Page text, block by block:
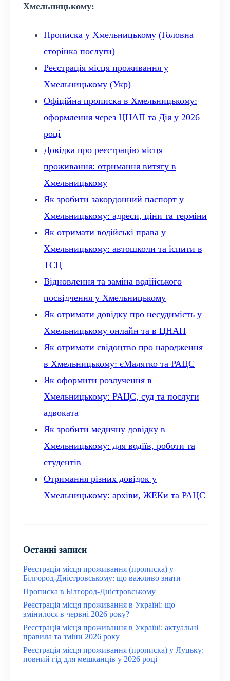
Хмельницькому:
Прописка у Хмельницькому (Головна
сторінка послуги)
Реєстрація місця проживання у
Хмельницькому (Укр)
Офіційна прописка в Хмельницькому:
оформлення через ЦНАП та Дія у 2026
році
Довідка про реєстрацію місця
проживання: отримання витягу в
Хмельницькому
Як зробити закордонний паспорт у
Хмельницькому: адреси, ціни та терміни
Як отримати водійські права у
Хмельницькому: автошколи та іспити в
ТСЦ
Відновлення та заміна водійського
посвідчення у Хмельницькому
Як отримати довідку про несудимість у
Хмельницькому онлайн та в ЦНАП
Як отримати свідоцтво про народження
в Хмельницькому: єМалятко та РАЦС
Як оформити розлучення в
Хмельницькому: РАЦС, суд та послуги
адвоката
Як зробити медичну довідку в
Хмельницькому: для водіїв, роботи та
студентів
Отримання різних довідок у
Хмельницькому: архіви, ЖЕКи та РАЦС
Останні записи
Реєстрація місця проживання (прописка) у
Білгород-Дністровському: що важливо знати
Прописка в Білгород-Дністровському
Реєстрація місця проживання в Україні: що
змінилося в червні 2026 року?
Реєстрація місця проживання в Україні: актуальні
правила та зміни 2026 року
Реєстрація місця проживання (прописка) у Луцьку:
повний гід для мешканців у 2026 році